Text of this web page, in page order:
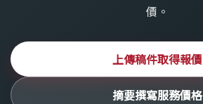
價。
上傳稿件取得報價
摘要撰寫服務價格